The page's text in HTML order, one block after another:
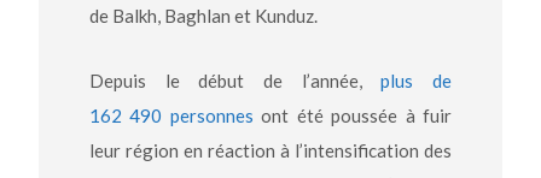
de Balkh, Baghlan et Kunduz.
Depuis le début de l’année,plus de
162 490 personnes ont été poussée à fuir
leur région en réaction à l’intensification des